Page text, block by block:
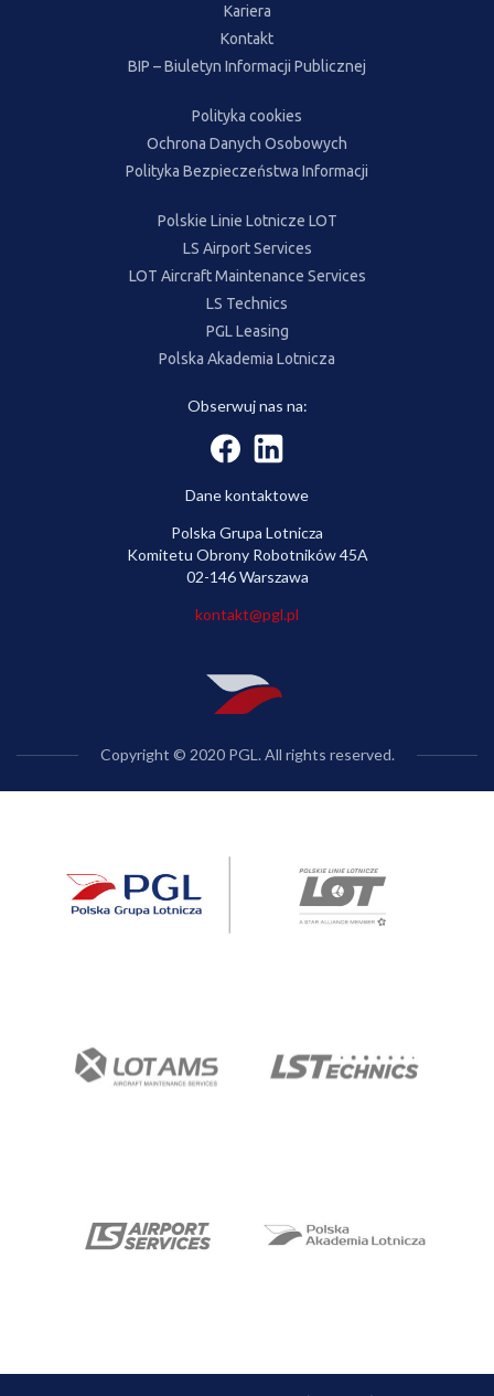
Kariera
Kontakt
BIP – Biuletyn Informacji Publicznej
Polityka cookies
Ochrona Danych Osobowych
Polityka Bezpieczeństwa Informacji
Polskie Linie Lotnicze LOT
LS Airport Services
LOT Aircraft Maintenance Services
LS Technics
PGL Leasing
Polska Akademia Lotnicza
Obserwuj nas na:
Dane kontaktowe
Polska Grupa Lotnicza
Komitetu Obrony Robotników 45A
02-146 Warszawa
kontakt@pgl.pl
Copyright © 2020 PGL. All rights reserved.